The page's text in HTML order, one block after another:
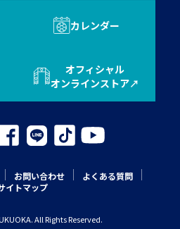
カレンダー
オフィシャル
オンラインストア
お問い合わせ
よくある質問
イトマップ
All Rights Reserved.